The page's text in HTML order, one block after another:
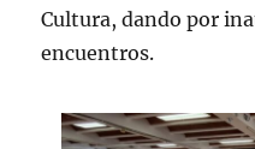
Cultura, dando por
encuentros.